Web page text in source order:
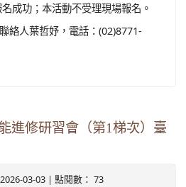
成功；本活動不受理現場報名。
絡人葉哲妤，電話：(02)8771-
進修研習會（第1梯次）臺
03-03 | 點閱數： 73